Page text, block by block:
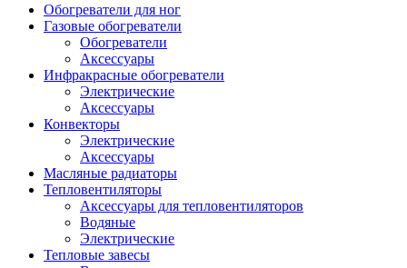
Обогреватели для ног
Газовые обогреватели
Обогреватели
Аксессуары
Инфракрасные обогреватели
Электрические
Аксессуары
Конвекторы
Электрические
Аксессуары
Масляные радиаторы
Тепловентиляторы
Аксессуары для тепловентиляторов
Водяные
Электрические
Тепловые завесы